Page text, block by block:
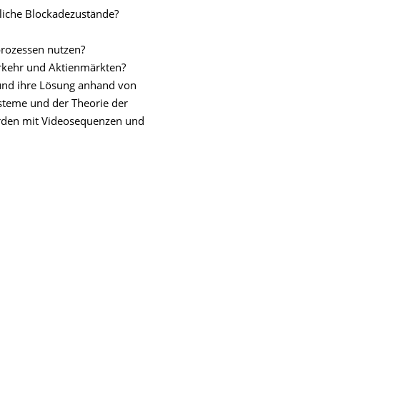
Blockadezustände?
nutzen?
und Aktienmärkten?
ihre Lösung anhand von
und der Theorie der
mit Videosequenzen und